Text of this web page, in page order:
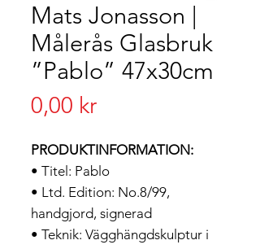
Mats Jonasson |
Målerås Glasbruk
”Pablo” 47x30cm
0,00 krPris
PRODUKTINFORMATION:
• Titel: Pablo
• Ltd. Edition: No.8/99,
handgjord, signerad
• Teknik: Vägghängdskulptur i